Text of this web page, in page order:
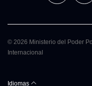
© 2026 Ministerio del Poder
Internacional
Idiomas